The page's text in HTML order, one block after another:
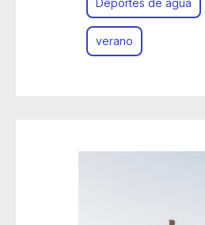
Deportes de agua
verano